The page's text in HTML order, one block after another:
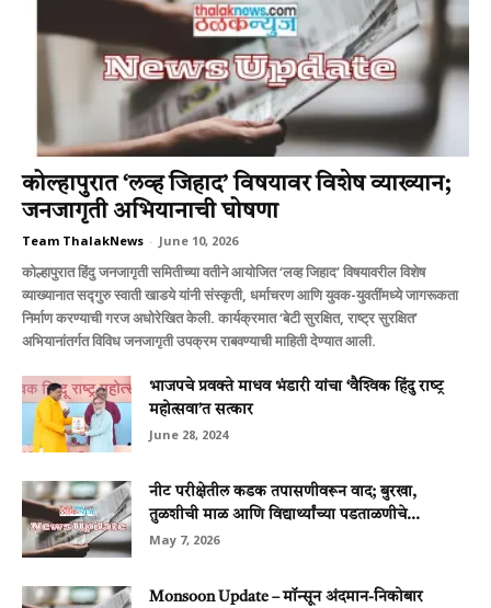
कोल्हापुरात ‘लव्ह जिहाद’ विषयावर विशेष व्याख्यान;
जनजागृती अभियानाची घोषणा
Team ThalakNews - June 10, 2026
कोल्हापुरात हिंदु जनजागृती समितीच्या वतीने आयोजित ‘लव्ह जिहाद’ विषयावरील विशेष
व्याख्यानात सद्गुरु स्वाती खाडये यांनी संस्कृती, धर्माचरण आणि युवक-युवतींमध्ये जागरूकता
निर्माण करण्याची गरज अधोरेखित केली. कार्यक्रमात ‘बेटी सुरक्षित, राष्ट्र सुरक्षित’
अभियानांतर्गत विविध जनजागृती उपक्रम राबवण्याची माहिती देण्यात आली.
भाजपचे प्रवक्‍ते माधव भंडारी यांचा ‘वैश्‍विक हिंदु राष्‍ट्र
महोत्‍सवा’त सत्‍कार
June 28, 2024
नीट परीक्षेतील कडक तपासणीवरून वाद; बुरखा,
तुळशीची माळ आणि विद्यार्थ्यांच्या पडताळणीचे...
May 7, 2026
Monsoon Update – मॉन्सून अंदमान-निकोबार